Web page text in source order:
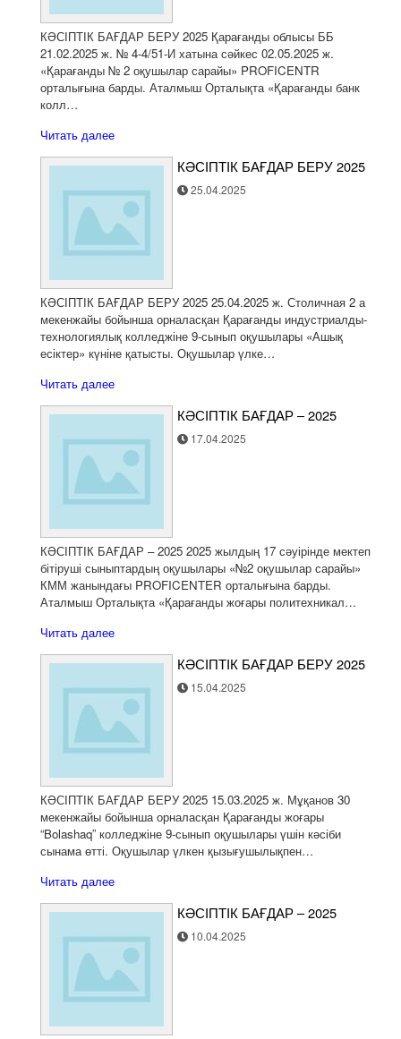
КӘСІПТІК БАҒДАР БЕРУ 2025 Қарағанды облысы ББ
21.02.2025 ж. № 4-4/51-И хатына сәйкес 02.05.2025 ж.
«Қарағанды № 2 оқушылар сарайы» PROFICENTR
орталығына барды. Аталмыш Орталықта «Қарағанды банк
колл…
Читать далее
КӘСІПТІК БАҒДАР БЕРУ 2025
25.04.2025
КӘСІПТІК БАҒДАР БЕРУ 2025 25.04.2025 ж. Столичная 2 а
мекенжайы бойынша орналасқан Қарағанды индустриалды-
технологиялық колледжіне 9-сынып оқушылары «Ашық
есіктер» күніне қатысты. Оқушылар үлке…
Читать далее
КӘСІПТІК БАҒДАР – 2025
17.04.2025
КӘСІПТІК БАҒДАР – 2025 2025 жылдың 17 сәуірінде мектеп
бітіруші сыныптардың оқушылары «№2 оқушылар сарайы»
КММ жанындағы PROFICENTER орталығына барды.
Аталмыш Орталықта «Қарағанды жоғары политехникал…
Читать далее
КӘСІПТІК БАҒДАР БЕРУ 2025
15.04.2025
КӘСІПТІК БАҒДАР БЕРУ 2025 15.03.2025 ж. Мұқанов 30
мекенжайы бойынша орналасқан Қарағанды жоғары
“Bolashaq” колледжіне 9-сынып оқушылары үшін кәсіби
сынама өтті. Оқушылар үлкен қызығушылықпен…
Читать далее
КӘСІПТІК БАҒДАР – 2025
10.04.2025